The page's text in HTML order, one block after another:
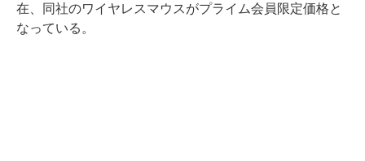
在、同社のワイヤレスマウスがプライム会員限定価格と
なっている。